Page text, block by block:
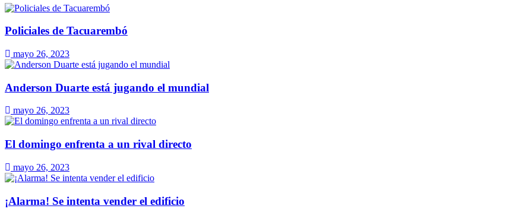
Policiales de Tacuarembó
mayo 26, 2023
Anderson Duarte está jugando el mundial
mayo 26, 2023
El domingo enfrenta a un rival directo
mayo 26, 2023
¡Alarma! Se intenta vender el edificio